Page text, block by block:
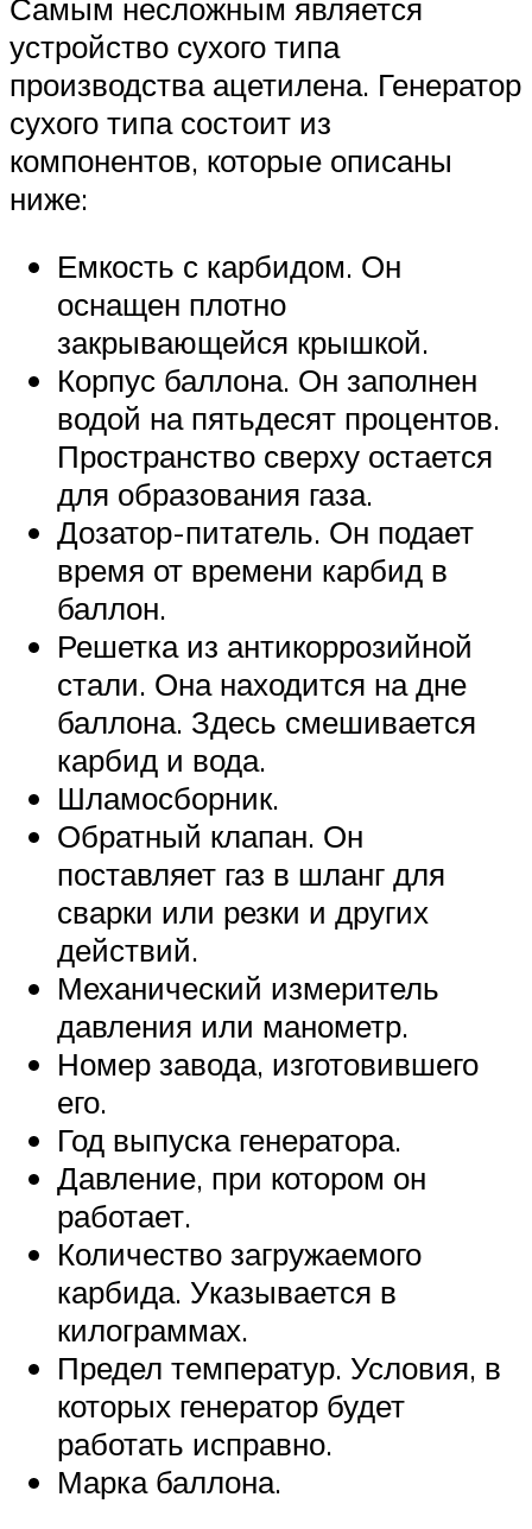
Самым несложным является
устройство сухого типа
производства ацетилена. Генератор
сухого типа состоит из
компонентов, которые описаны
ниже:
Емкость с карбидом. Он
оснащен плотно
закрывающейся крышкой.
Корпус баллона. Он заполнен
водой на пятьдесят процентов.
Пространство сверху остается
для образования газа.
Дозатор-питатель. Он подает
время от времени карбид в
баллон.
Решетка из антикоррозийной
стали. Она находится на дне
баллона. Здесь смешивается
карбид и вода.
Шламосборник.
Обратный клапан. Он
поставляет газ в шланг для
сварки или резки и других
действий.
Механический измеритель
давления или манометр.
Номер завода, изготовившего
его.
Год выпуска генератора.
Давление, при котором он
работает.
Количество загружаемого
карбида. Указывается в
килограммах.
Предел температур. Условия, в
которых генератор будет
работать исправно.
Марка баллона.